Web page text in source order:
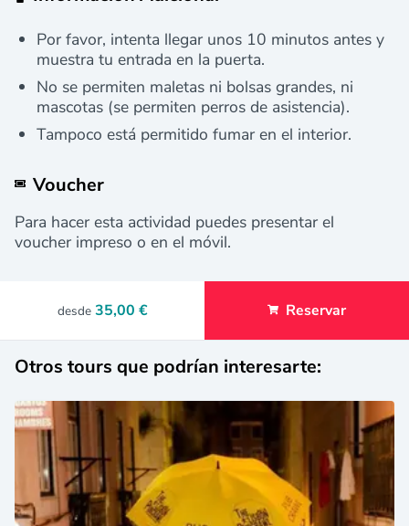
Por favor, intenta llegar unos 10 minutos antes y
muestra tu entrada en la puerta.
No se permiten maletas ni bolsas grandes, ni
mascotas (se permiten perros de asistencia).
Tampoco está permitido fumar en el interior.
Voucher
Para hacer esta actividad puedes presentar el
voucher impreso o en el móvil.
desde 35,00 € Reservar
Otros tours que podrían interesarte: